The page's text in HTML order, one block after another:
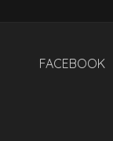
FACEBOOK